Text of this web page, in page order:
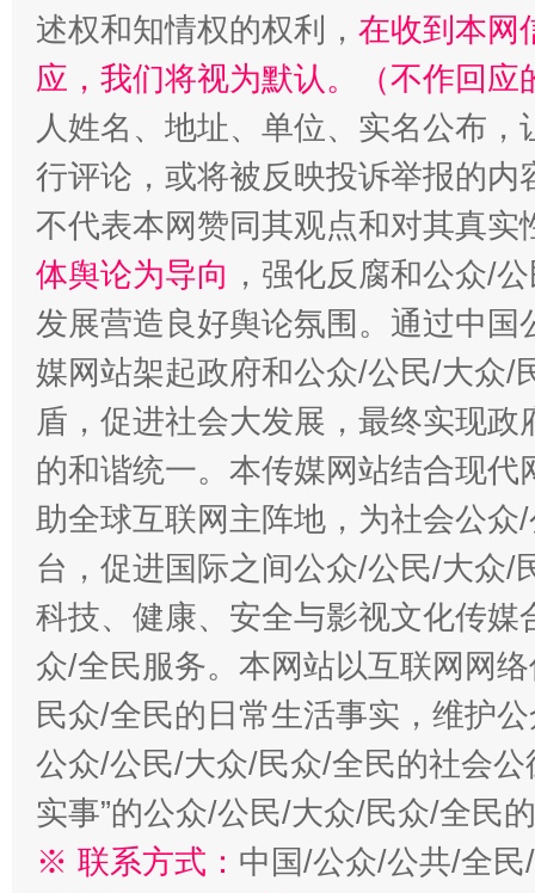
述权和知情权的权利， 在收到本网
应，我们将视为默认。（不作回应
人姓名、地址、单位、实名公布
行评论，或将被反映投诉举报的
不代表本网赞同其观点和对其真实
体舆论为导向 ，强化反腐和公众/
发展营造良好舆论氛围。通过中
媒网站架起政府和公众/公民/大众/
盾，促进社会大发展，最终实现
的和谐统一。本传媒网站结合现
助全球互联网主阵地，为社会公
台，促进国际之间公众/公民/大众/
科技、健康、安全与影视文化传
众/全民服务。本网站以互联网网
民众/全民的日常生活事实，维护
公众/公民/大众/民众/全民的社会公
实事”的公众/公民/大众/民众/全民
※ 联系方式： 中国/公众/公共/全